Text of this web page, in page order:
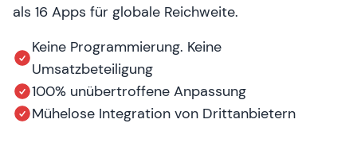
als 16 Apps für globale Reichweite.
Keine Programmierung. Keine
Umsatzbeteiligung
100% unübertroffene Anpassung
Mühelose Integration von Drittanbietern